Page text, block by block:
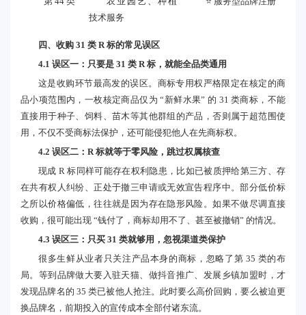
技术服务
四、收购 31 类 R 标的常见误区
4.1 误区一：只要是 31 类 R 标，就能全品类通用
这是收购环节最高发的误区。商标专用权严格限定在核定的商
品小项范围内，一枚核定商品仅为 “新鲜水果” 的 31 类商标，不能
直接用于种子、饲料、苗木等其他群组的产品，否则属于超范围使
用，不仅不受商标法保护，还可能侵犯他人在先商标权。
4.2 误区二：R 标就等于零风险，跳过权属核查
现成 R 标同样可能存在权利隐患，比如已被质押给第三方、存
在共有权人纠纷、正处于撤三申请或无效宣告程序中。部分低价标
之所以价格偏低，往往就是因为存在隐形风险。如果不做尽调直接
收购，很可能出现 “钱付了，商标却用不了、甚至被撤销” 的情况。
4.3 误区三：只买 31 类就够用，忽视渠道类保护
很多生鲜从业者只关注产品本身的商标，忽略了第 35 类的布
局。等到品牌做大要入驻天猫、做抖音推广、发展乡镇加盟时，才
发现品牌名的 35 类已被他人抢注。此时要么高价回购，要么被迫更
换品牌名，前期投入的宣传成本全部付诸东流。